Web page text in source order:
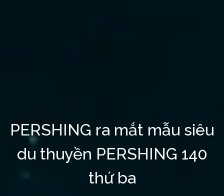
PERSHING ra mắt mẫu siêu
du thuyền PERSHING 140
thứ ba